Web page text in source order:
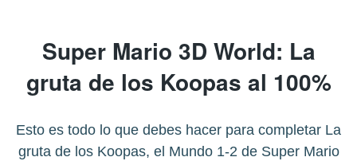
Super Mario 3D World: La
gruta de los Koopas al 100%
Esto es todo lo que debes hacer para completar La
gruta de los Koopas, el Mundo 1-2 de Super Mario